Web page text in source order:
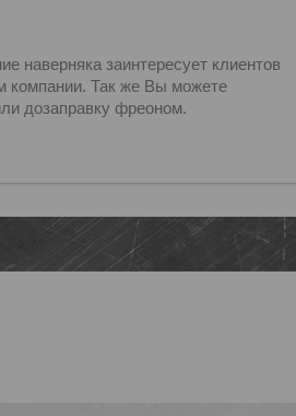
наверняка заинтересует клиентов
компании. Так же Вы можете
дозаправку фреоном.